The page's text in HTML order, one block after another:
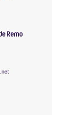
Remo